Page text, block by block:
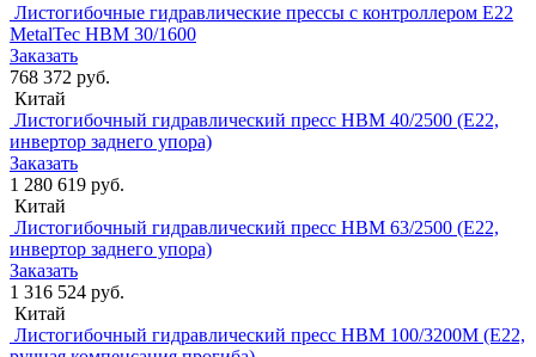
Листогибочные гидравлические прессы с контроллером E22
MetalTec HBM 30/1600
Заказать
768 372 руб.
Китай
Листогибочный гидравлический пресс HBM 40/2500 (Е22,
инвертор заднего упора)
Заказать
1 280 619 руб.
Китай
Листогибочный гидравлический пресс HBM 63/2500 (Е22,
инвертор заднего упора)
Заказать
1 316 524 руб.
Китай
Листогибочный гидравлический пресс HBM 100/3200М (Е22,